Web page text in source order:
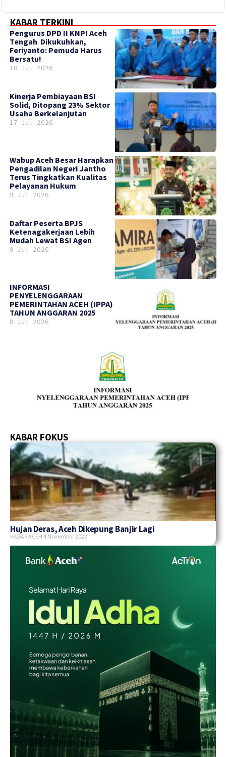
KABAR TERKINI
‎Pengurus DPD II KNPI Aceh
Tengah Dikukuhkan,
Feriyanto: Pemuda Harus
Bersatu!
18 Juli 2026
Kinerja Pembiayaan BSI
Solid, Ditopang 23% Sektor
Usaha Berkelanjutan
17 Juli 2026
Wabup Aceh Besar Harapkan
Pengadilan Negeri Jantho
Terus Tingkatkan Kualitas
Pelayanan Hukum
9 Juli 2026
Daftar Peserta BPJS
Ketenagakerjaan Lebih
Mudah Lewat BSI Agen
9 Juli 2026
INFORMASI
PENYELENGGARAAN
PEMERINTAHAN ACEH (IPPA)
TAHUN ANGGARAN 2025
8 Juli 2026
KABAR FOKUS
Hujan Deras, Aceh Dikepung Banjir Lagi
KABAR ACEH 4 November 2022